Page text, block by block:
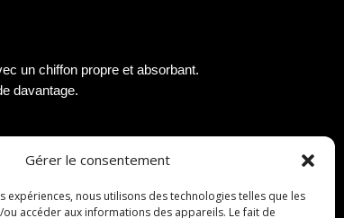
Gérer le consentement
expériences, nous utilisons des technologies telles que les
accéder aux informations des appareils. Le fait de
un chiffon propre et absorbant.
davantage.
naturel et efficace pour éliminer
leur élimination lors du lavage